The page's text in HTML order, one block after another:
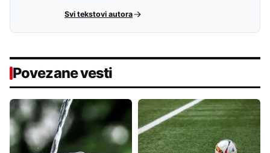
Svi tekstovi autora
Povezane vesti